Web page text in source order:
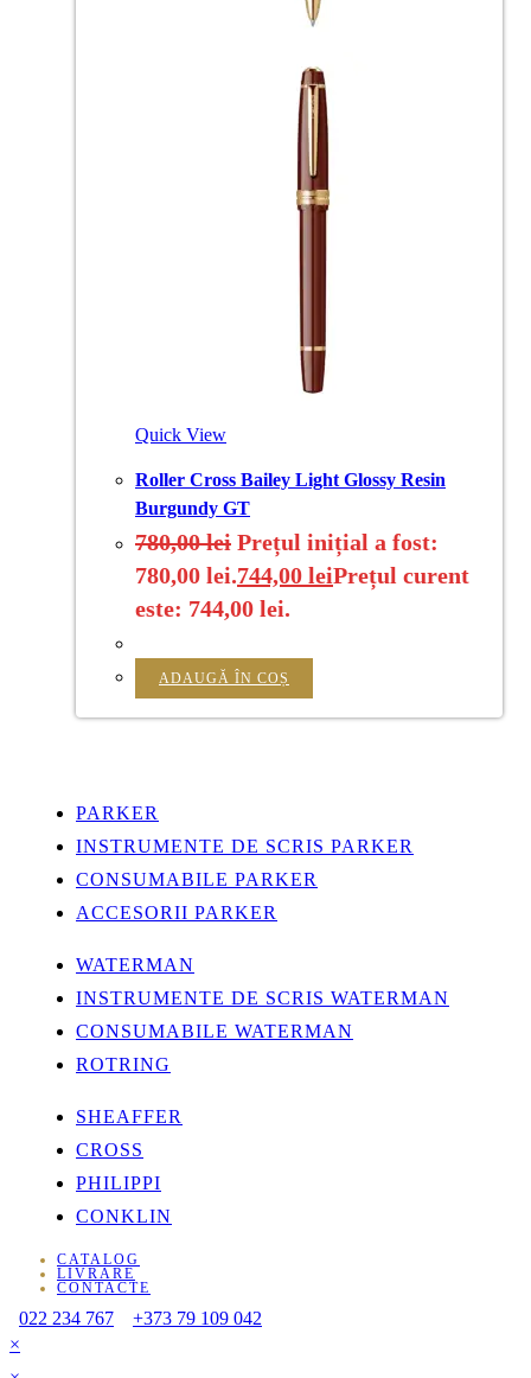
Quick View
Roller Cross Bailey Light Glossy Resin
Burgundy GT
780,00lei Prețul inițial a fost:
780,00 lei.744,00 leiPrețul curent
este: 744,00 lei.
ADAUGĂ ÎN COȘ
PARKER
INSTRUMENTE DE SCRIS PARKER
CONSUMABILE PARKER
ACCESORII PARKER
WATERMAN
INSTRUMENTE DE SCRIS WATERMAN
CONSUMABILE WATERMAN
ROTRING
SHEAFFER
CROSS
PHILIPPI
CONKLIN
CATALOG
LIVRARE
CONTACTE
022 234 767
+373 79 109 042
×